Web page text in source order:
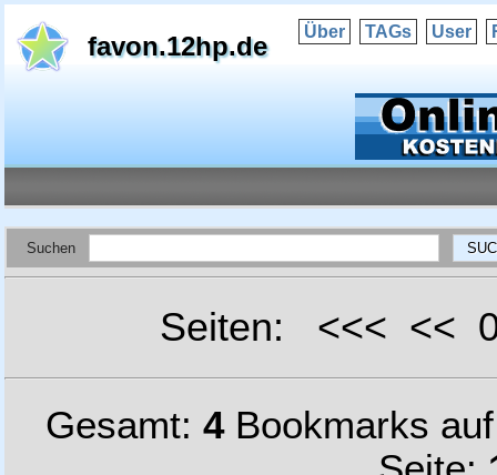
favon.12hp.de Über TAGs User
Suchen
Seiten: <<< <<
Gesamt: 4Bookmarks